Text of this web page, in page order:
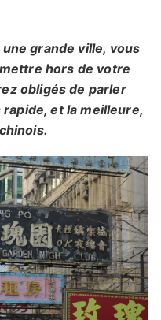
grande ville, vous
hors de votre
obligés de parler
rapide, et la meilleure,